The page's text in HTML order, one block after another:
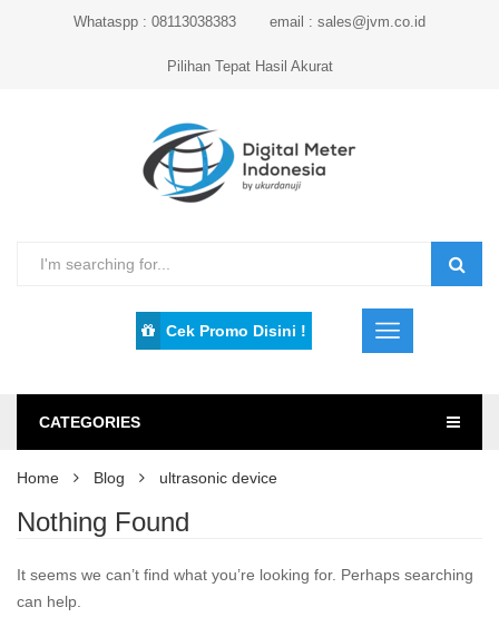
Whataspp : 08113038383 email : sales@jvm.co.id
Pilihan Tepat Hasil Akurat
Cek Promo Disini !
CATEGORIES
Home Blog ultrasonic device
Nothing Found
It seems we can’t find what you’re looking for. Perhaps searching
can help.